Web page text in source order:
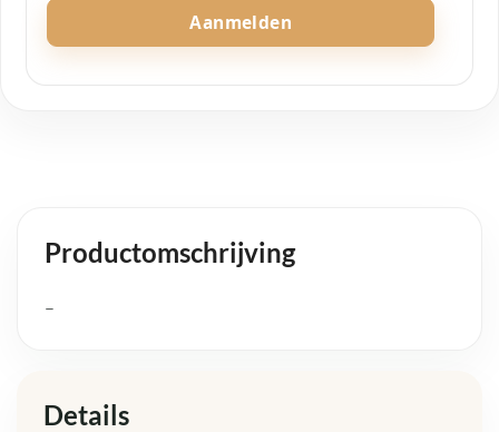
Aanmelden
Productomschrijving
–
Details